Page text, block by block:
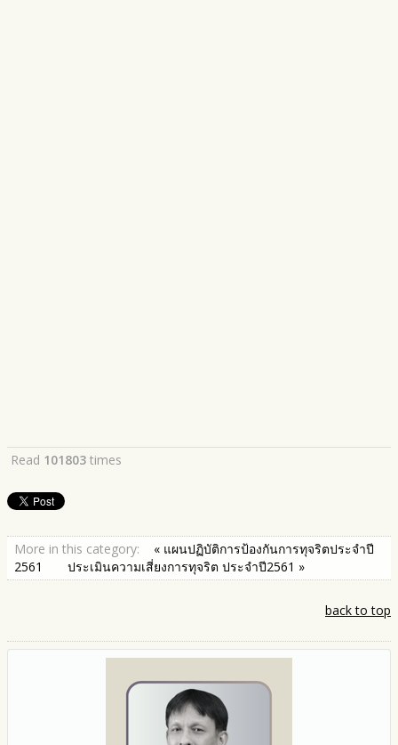
Read 101803 times
More in this category:
« แผนปฏิบัติการป้องกันการทุจริตประจำปี
2561
ประเมินความเสี่ยงการทุจริต ประจำปี2561 »
back to top